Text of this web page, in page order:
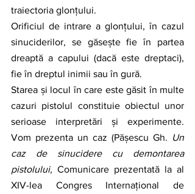
traiectoria glonțului.
Orificiul de intrare a glonțului, în cazul
sinuciderilor, se găsește fie în partea
dreaptă a capului (dacă este dreptaci),
fie în dreptul inimii sau în gură.
Starea și locul în care este găsit în multe
cazuri pistolul constituie obiectul unor
serioase interpretări și experimente.
Vom prezenta un caz (Pășescu Gh. Un
caz de sinucidere cu demontarea
pistolului, Comunicare prezentată la al
XIV-lea Congres Internațional de